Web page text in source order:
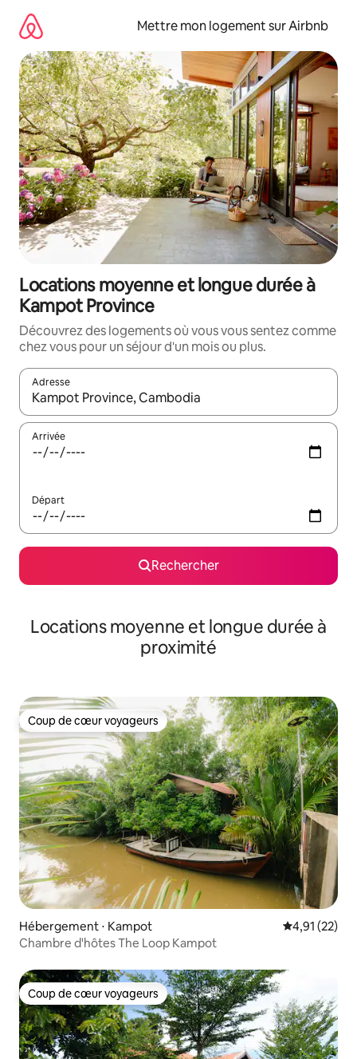
directement
contenu
Mettre mon logement sur Airbnb
Locations moyenne et longue durée à
Kampot Province
Découvrez des logements où vous vous sentez comme
chez vous pour un séjour d'un mois ou plus.
Adresse
Lorsque les résultats s'affichent, utilisez les flèches vers le
Arrivée
Départ
Rechercher
Locations moyenne et longue durée à
proximité
Coup de cœur voyageurs
Coup de cœur voyageurs
Hébergement ⋅ Kampot Évaluation
4,91 (22)
Chambre d'hôtes The Loop Kampot
Coup de cœur voyageurs
Coup de cœur voyageurs